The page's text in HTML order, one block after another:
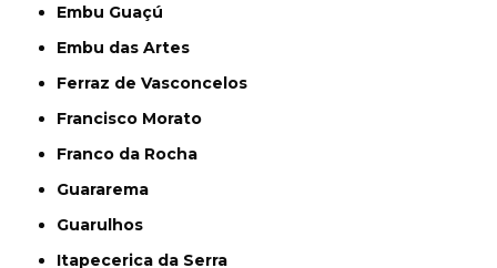
Embu Guaçú
Embu das Artes
Ferraz de Vasconcelos
Francisco Morato
Franco da Rocha
Guararema
Guarulhos
Itapecerica da Serra